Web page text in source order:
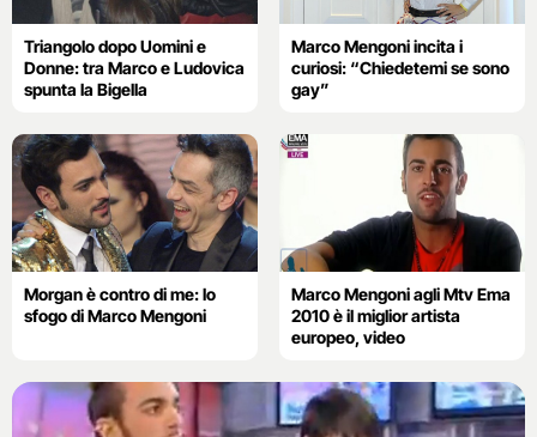
Triangolo dopo Uomini e
Donne: tra Marco e Ludovica
spunta la Bigella
Marco Mengoni incita i
curiosi: “Chiedetemi se sono
gay”
Morgan è contro di me: lo
sfogo di Marco Mengoni
Marco Mengoni agli Mtv Ema
2010 è il miglior artista
europeo, video